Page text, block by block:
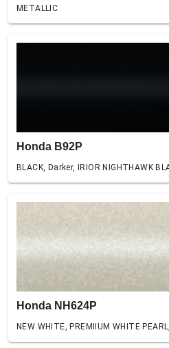
METALLIC
Honda B92P
BLACK, Darker, IRIOR NIGHTHAWK
Honda NH624P
NEW WHITE, PREMIIUM WHITE